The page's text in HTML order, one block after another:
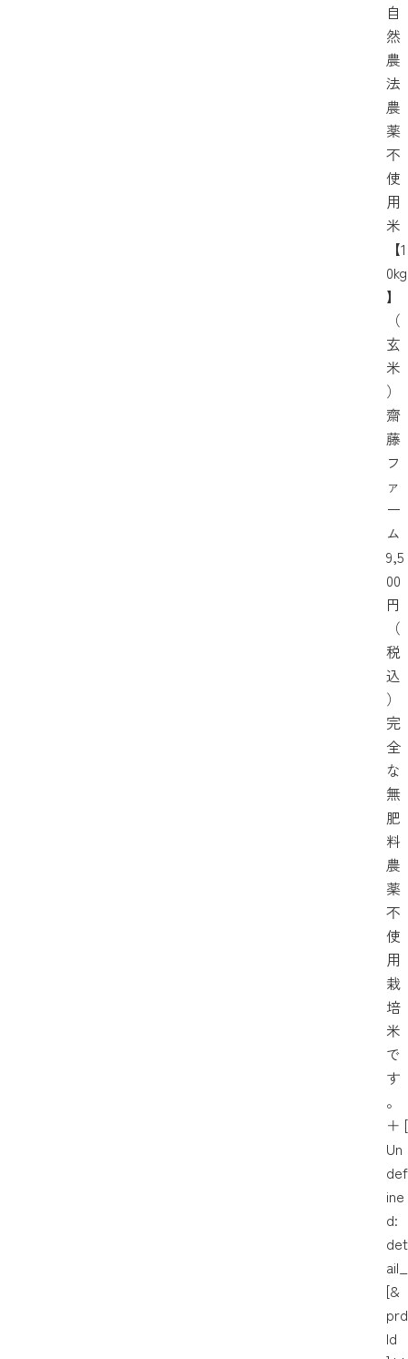
自
然
農
法
農
薬
不
使
用
米
【1
0kg
】
（
玄
米
）
齋
藤
フ
ァ
ー
ム
9,5
00
円
（
税
込
）
完
全
な
無
肥
料
農
薬
不
使
用
栽
培
米
で
す
。
＋ [
Un
def
ine
d:
det
ail_
[&
prd
Id